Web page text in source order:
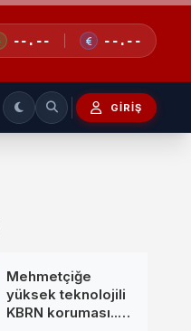
--.-- --.--
GIRIŞ
Mehmetçiğe
yüksek teknolojili
KBRN koruması...